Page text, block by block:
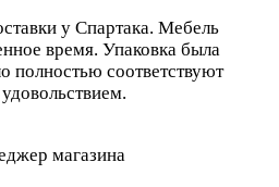
у Спартака. Мебель
время. Упаковка была
полностью соответствуют
магазина